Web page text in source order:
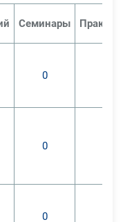
теории
В результате
Семинары
0
0
0